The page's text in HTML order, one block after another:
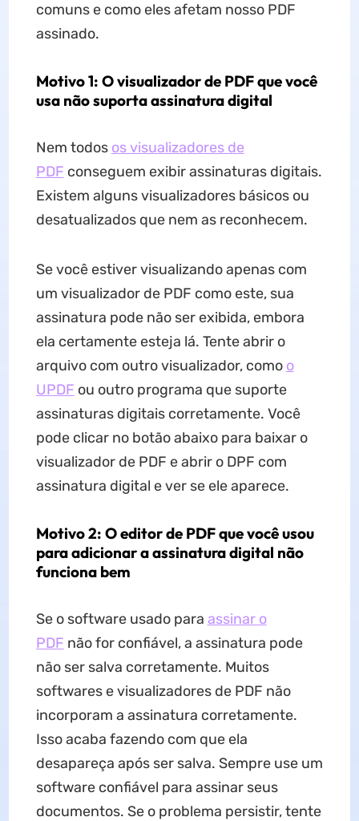
comuns e como eles afetam nosso PDF
assinado.
Motivo 1: O visualizador de PDF que você
usa não suporta assinatura digital
Nem todos os visualizadores de
PDF conseguem exibir assinaturas digitais.
Existem alguns visualizadores básicos ou
desatualizados que nem as reconhecem.
Se você estiver visualizando apenas com
um visualizador de PDF como este, sua
assinatura pode não ser exibida, embora
ela certamente esteja lá. Tente abrir o
arquivo com outro visualizador, como o
UPDF ou outro programa que suporte
assinaturas digitais corretamente. Você
pode clicar no botão abaixo para baixar o
visualizador de PDF e abrir o DPF com
assinatura digital e ver se ele aparece.
Motivo 2: O editor de PDF que você usou
para adicionar a assinatura digital não
funciona bem
Se o software usado para assinar o
PDF não for confiável, a assinatura pode
não ser salva corretamente. Muitos
softwares e visualizadores de PDF não
incorporam a assinatura corretamente.
Isso acaba fazendo com que ela
desapareça após ser salva. Sempre use um
software confiável para assinar seus
documentos. Se o problema persistir, tente